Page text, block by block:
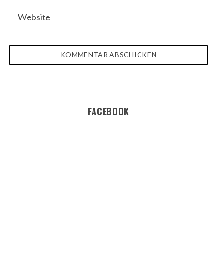
FACEBOOK